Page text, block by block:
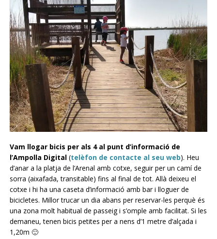
Vam llogar bicis per als 4 al punt d’informació de
l’Ampolla Digital (telèfon de contacte al seu web). Heu
d’anar a la platja de l’Arenal amb cotxe, seguir per un camí de
sorra (aixafada, transitable) fins al final de tot. Allà deixeu el
cotxe i hi ha una caseta d’informació amb bar i lloguer de
bicicletes. Millor trucar un dia abans per reservar-les perquè és
una zona molt habitual de passeig i s’omple amb facilitat. Si les
demaneu, tenen bicis petites per a nens d’1 metre d’alçada i
1,20m 🙂